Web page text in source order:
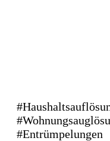
#Entrümpelungen